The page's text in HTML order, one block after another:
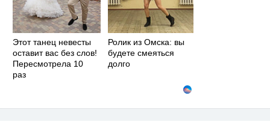
Этот танец невесты
оставит вас без слов!
Пересмотрела 10
раз
Ролик из Омска: вы
будете смеяться
долго